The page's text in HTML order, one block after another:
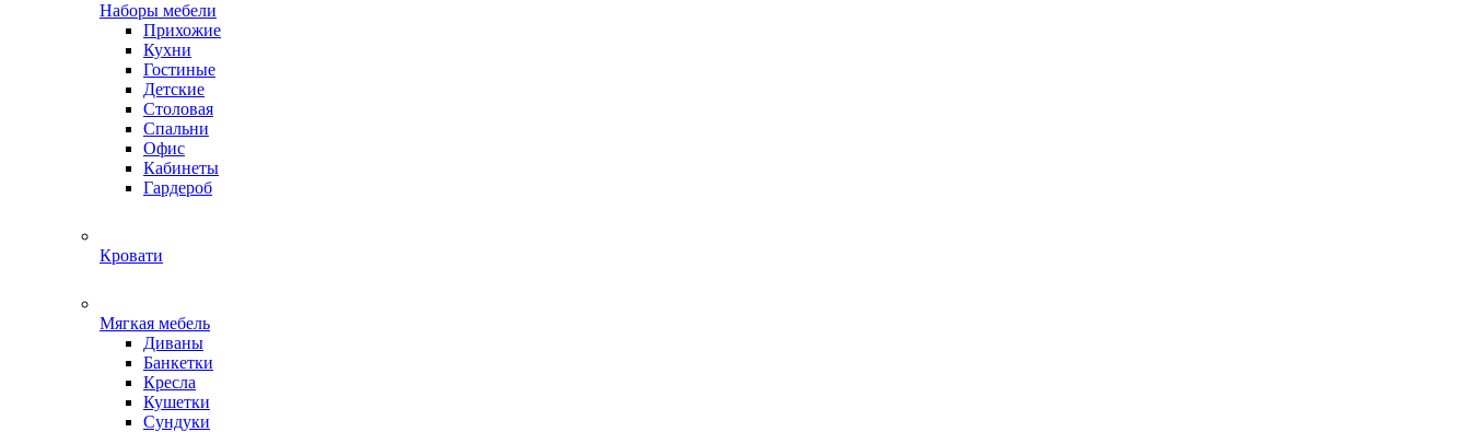
Наборы мебели
Прихожие
Кухни
Гостиные
Детские
Столовая
Спальни
Офис
Кабинеты
Гардероб
Кровати
Мягкая мебель
Диваны
Банкетки
Кресла
Кушетки
Сундуки